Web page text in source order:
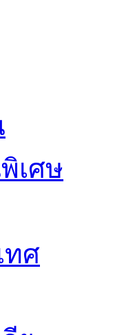
เศษ
ทศ